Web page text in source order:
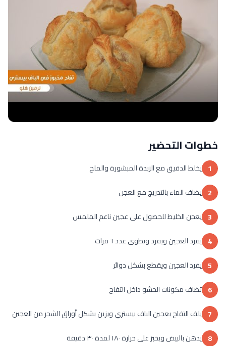
خطوات التحضير
1 يخلط الدقيق مع الزبدة المبشورة والملح
2 يضاف الماء بالتدريج مع العجن
3 يعجن الخليط للحصول على عجين ناعم الملمس
4 يفرد العجين ويفرد ويطوى عدد ٦ مرات
5 يفرد العجين ويقطع بشكل دوائر
6 تضاف مكونات الحشو داخل التفاح
7 يلف التفاح بعجين الباف بيستري ويزين بشكل أوراق الشجر من العجين
8 يدهن بالبيض ويخبز على حرارة ١٨٠ لمدة ٣٠ دقيقة